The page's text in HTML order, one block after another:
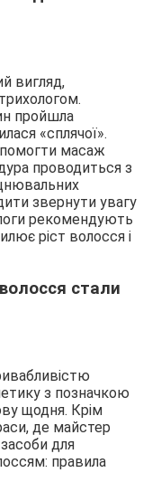
вигляд,
пройшла
«сплячої».
масаж
проводиться з
звернути увагу
рекомендують
ріст волосся і
стали
з позначкою
щодня. Крім
де майстер
для
правила